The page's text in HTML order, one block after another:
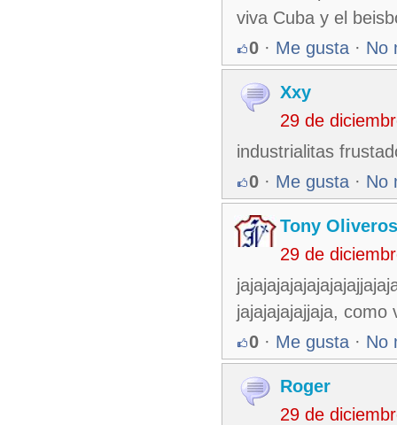
viva Cuba y el
0 · Me gusta · No
Xxy
29 de
industrialitas
0 · Me gusta · No
Tony
29 de
jajajajajajjaja, como
0 · Me gusta · No
Roger
29 de